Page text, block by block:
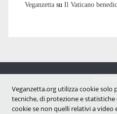
Veganzettasu Il Vaticano
Notizie dal mondo
Veganzetta.org utilizza cookie solo
tecniche, di protezione e
cookie se non quelli relativi a